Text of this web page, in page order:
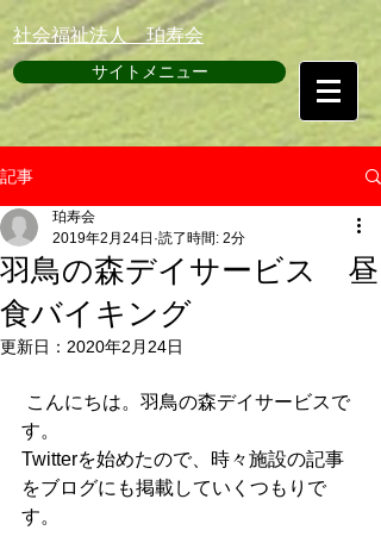
​社会福祉法人 珀寿会
サイトメニュー
記事
羽鳥の森デイサービス 昼
食バイキング
珀寿会
2019年2月24日 読了時間: 2分
更新日： 2020年2月24日
す。
Twitterを始めたので、時々施設の記事
をブログにも掲載していくつもりで
す。